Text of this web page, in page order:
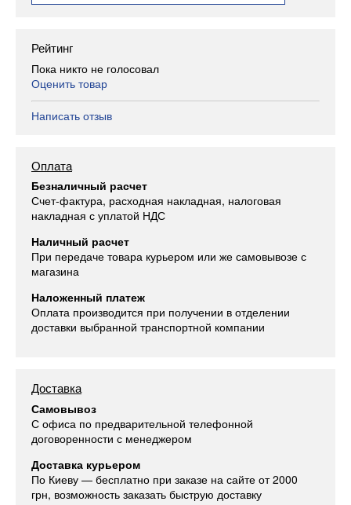
Рейтинг
Пока никто не голосовал
Оценить товар
Написать отзыв
Оплата
Безналичный расчет
Счет-фактура, расходная накладная, налоговая
накладная с уплатой НДС
Наличный расчет
При передаче товара курьером или же самовывозе с
магазина
Наложенный платеж
Оплата производится при получении в отделении
доставки выбранной транспортной компании
Доставка
Самовывоз
С офиса по предварительной телефонной
договоренности с менеджером
Доставка курьером
По Киеву — бесплатно при заказе на сайте от 2000
грн, возможность заказать быструю доставку